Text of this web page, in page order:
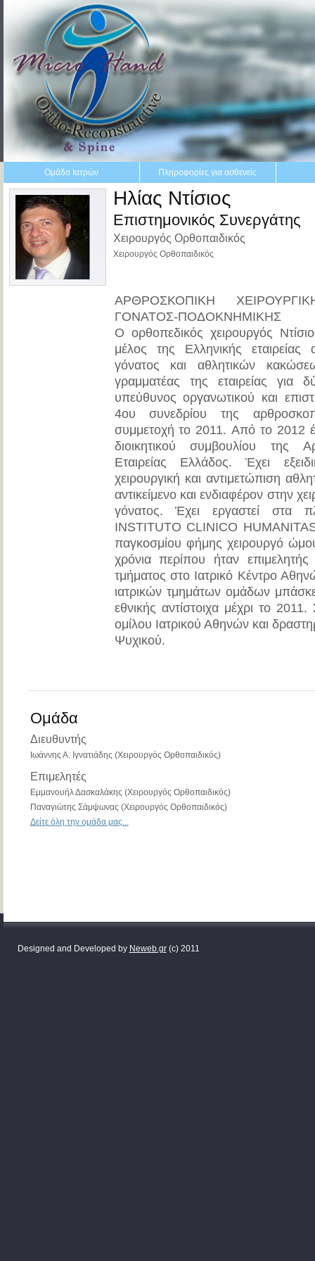
Ομάδα Ιατρών Πληροφορίες για ασθενείς
Ηλίας Ντίσιος
Επιστημονικός Συνεργάτης
Χειρουργός Ορθοπαιδικός
Χειρουργός Ορθοπαιδικός
ΑΡΘΡΟΣΚΟΠΙΚΗ
ΓΟΝΑΤΟΣ-ΠΟΔΟΚΝΗΜΙΚΗΣ
Ο ορθοπεδικός χειρουργός
μέλος της Ελληνικής εταιρείας
γόνατος και αθλητικών
γραμματέας της εταιρείας για
υπεύθυνος οργανωτικού και
4ου συνεδρίου της
συμμετοχή τo 2011. Από το 2012
διοικητικού συμβουλίου της
Εταιρείας Ελλάδος. Έχει
χειρουργική και αντιμετώπιση
αντικείμενο και ενδιαφέρον στην
γόνατος. Έχει εργαστεί στα
INSTITUTO CLINICO
παγκοσμίου φήμης χειρουργό
χρόνια περίπου ήταν
τμήματος στο Ιατρικό Κέντρο
ιατρικών τμημάτων ομάδων
εθνικής αντίστοιχα μέχρι το
ομίλου Ιατρικού Αθηνών και
Ψυχικού.
Ομάδα
Διευθυντής
Ιωάννης Α. Ιγνατιάδης (Χειρουργός Ορθοπαιδικός)
Επιμελητές
Εμμανουήλ Δασκαλάκης (Χειρουργός Ορθοπαιδικός)
Παναγιώτης Σάμψωνας (Χειρουργός Ορθοπαιδικός)
Δείτε όλη την ομάδα μας...
Designed and Developed by Neweb.gr(c) 2011